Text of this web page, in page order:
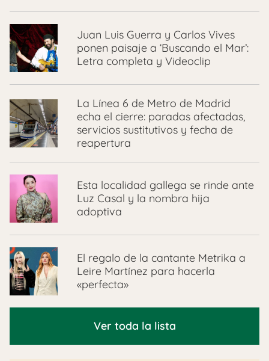
Juan Luis Guerra y Carlos Vives
ponen paisaje a ‘Buscando el Mar’:
Letra completa y Videoclip
La Línea 6 de Metro de Madrid
echa el cierre: paradas afectadas,
servicios sustitutivos y fecha de
reapertura
Esta localidad gallega se rinde ante
Luz Casal y la nombra hija
adoptiva
El regalo de la cantante Metrika a
Leire Martínez para hacerla
«perfecta»
Ver toda la lista